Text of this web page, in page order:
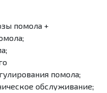
помола +
помола;
обслуживание;